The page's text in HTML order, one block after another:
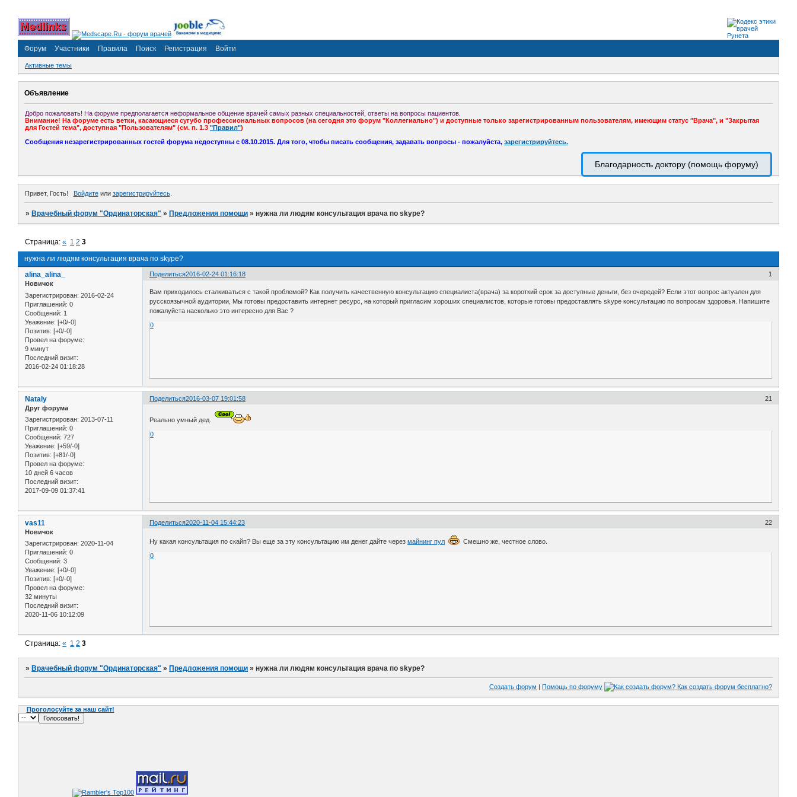
Форум Участники Правила Поиск Регистрация Войти
Активные темы
Объявление
Добро пожаловать! На форуме предполагается неформальное общение врачей самых разных специальностей, ответы на вопросы пациентов.
Внимание! На форуме есть ветки, касающиеся сугубо профессиональных вопросов (на сегодня это форум "Коллегиально") и доступные только зарегистрированным пользователям, имеющим статус "Врача", и "Закрытая
для Гостей тема", доступная "Пользователям" (см. п. 1.3 "Правил")
Сообщения незарегистрированных гостей форума недоступны с 08.10.2015. Для того, чтобы писать сообщения, задавать вопросы - пожалуйста, зарегистрируйтесь.
Благодарность доктору (помощь форуму)
Привет, Гость! Войдитеили зарегистрируйтесь.
» Врачебный форум "Ординаторская" » Предложения помощи »нужна ли людям консультация врача по skype?
нужна ли людям консультация врача по skype?
Страница:« 1 2 3
Поделиться 1
2016-02-24 01:16:18
alina_alina_
Новичок
Зарегистрирован: 2016-02-24
Приглашений: 0
Сообщений: 1
Уважение: [+0/-0]
Позитив: [+0/-0]
Провел на форуме:
9 минут
Последний визит:
2016-02-24 01:18:28
Вам приходилось сталкиваться с такой проблемой? Как получить качественную консультацию специалиста(врача) за короткий срок за доступные деньги, без очередей? Если этот вопрос актуален для
русскоязычной аудитории, Мы готовы предоставить интернет ресурс, на который пригласим хороших специалистов, которые готовы предоставлять skype консультацию по вопросам здоровья. Напишите
пожалуйста насколько это интересно для Вас ?
0
Поделиться 21
2016-03-07 19:01:58
Nataly
Друг форума
Зарегистрирован: 2013-07-11
Приглашений: 0
Сообщений: 727
Уважение: [+59/-0]
Позитив: [+81/-0]
Провел на форуме:
10 дней 6 часов
Последний визит:
2017-09-09 01:37:41
Реально умный дед.
0
Поделиться 22
2020-11-04 15:44:23
vas11
Новичок
Зарегистрирован: 2020-11-04
Приглашений: 0
Сообщений: 3
Уважение: [+0/-0]
Позитив: [+0/-0]
Провел на форуме:
32 минуты
Последний визит:
2020-11-06 10:12:09
Ну какая консультация по скайп? Вы еще за эту консультацию им денег дайте черезмайнинг пул
Смешно же, честное слово.
0
Страница:« 1 2 3
»Врачебный форум "Ординаторская" »Предложения помощи »нужна ли людям консультация врача по skype?
Создать форум Помощь по форуму
Проголосуйте за наш сайт!